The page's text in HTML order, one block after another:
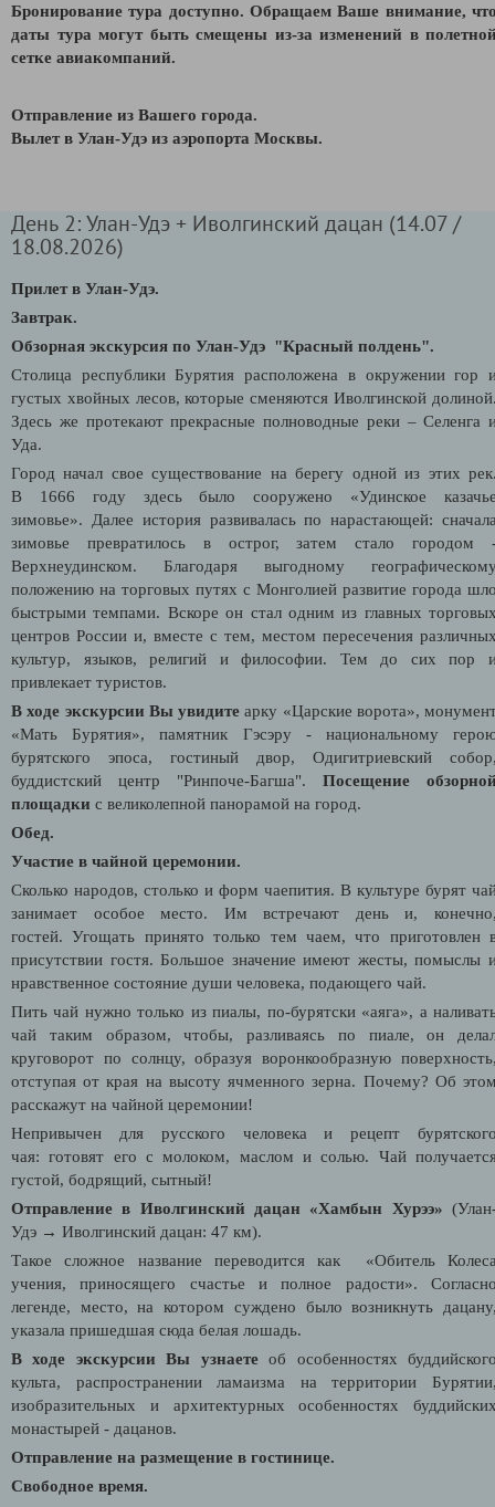
Бронирование тура доступно. Обращаем Ваше внимание,
даты тура могут быть смещены из-за изменений в
сетке авиакомпаний.
Отправление из Вашего города.
Вылет в Улан-Удэ из аэропорта Москвы.
День 2: Улан-Удэ + Иволгинский дацан (14.07 /
18.08.2026)
Прилет в Улан-Удэ.
Завтрак.
Обзорная экскурсия по Улан-Удэ "Красный полдень".
Столица республики Бурятия расположена в окружении гор
густых хвойных лесов, которые сменяются Иволгинской
Здесь же протекают прекрасные полноводные реки – Селенга
Уда.
Город начал свое существование на берегу одной из этих
В 1666 году здесь было сооружено «Удинское
зимовье». Далее история развивалась по нарастающей:
зимовье превратилось в острог, затем стало городом
Верхнеудинском. Благодаря выгодному
положению на торговых путях с Монголией развитие города
быстрыми темпами. Вскоре он стал одним из главных
центров России и, вместе с тем, местом пересечения
культур, языков, религий и философии. Тем до сих пор
привлекает туристов.
В ходе экскурсии Вы увидите арку «Царские ворота»,
«Мать Бурятия», памятник Гэсэру - национальному
бурятского эпоса, гостиный двор, Одигитриевский
буддистский центр "Ринпоче-Багша". Посещение
площадки с великолепной панорамой на город.
Обед.
Участие в чайной церемонии.
Сколько народов, столько и форм чаепития. В культуре бурят
занимает особое место. Им встречают день и,
гостей. Угощать принято только тем чаем, что приготовлен
присутствии гостя. Большое значение имеют жесты, помыслы
нравственное состояние души человека, подающего чай.
Пить чай нужно только из пиалы, по-бурятски «аяга», а
чай таким образом, чтобы, разливаясь по пиале, он
круговорот по солнцу, образуя воронкообразную
отступая от края на высоту ячменного зерна. Почему? Об
расскажут на чайной церемонии!
Непривычен для русского человека и рецепт
чая:готовят его с молоком, маслом и солью. Чай
густой, бодрящий, сытный!
Отправление в Иволгинский дацан «Хамбын Хурээ»
Удэ → Иволгинский дацан: 47 км).
Такое сложное название переводится как «Обитель
учения, приносящего счастье и полное радости».
легенде, место, на котором суждено было возникнуть
указала пришедшая сюда белая лошадь.
В ходе экскурсии Вы узнаетеоб особенностях
культа, распространении ламаизма на территории
изобразительных и архитектурных особенностях
монастырей - дацанов.
Отправление на размещение в гостинице.
Свободное время.